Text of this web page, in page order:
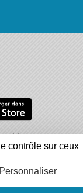
inapproprié
Connexion
contrôle sur ceux
Personnaliser